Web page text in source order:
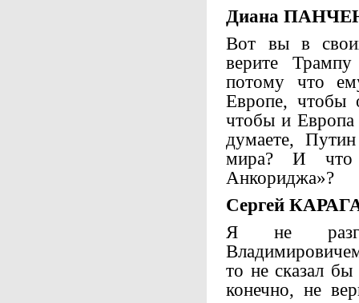
Диана
Вот вы в
верите
потому что
Европе, чтобы
чтобы и Европа
думаете,
мира? И что
Анкориджа»?
Сергей
Я не
то не сказал
конечно, не